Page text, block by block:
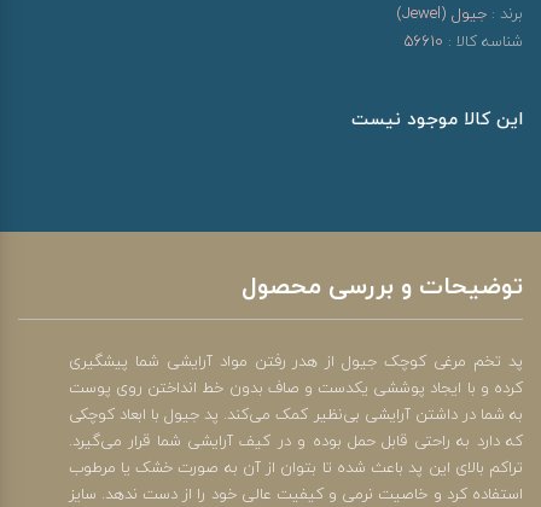
برند : جیول (Jewel)
شناسه کالا : 56610
این کالا موجود نیست
توضیحات و بررسی محصول
پد تخم مرغی کوچک جیول از هدر رفتن مواد آرایشی شما پیشگیری
کرده و با ایجاد پوششی یکدست و صاف بدون خط انداختن روی پوست
به شما در داشتن آرایشی بی‌نظیر کمک می‌کند. پد جیول با ابعاد کوچکی
که دارد به راحتی قابل حمل بوده و در کیف آرایشی شما قرار می‌گیرد.
تراکم بالای این پد باعث شده تا بتوان از آن به صورت خشک یا مرطوب
استفاده کرد و خاصیت نرمی و کیفیت عالی خود را از دست ندهد. سایز